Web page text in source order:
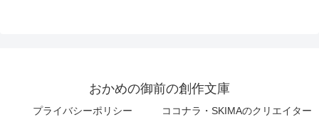
おかめの御前の創作文庫
プライバシーポリシー
ココナラ・SKIMAのクリエイター